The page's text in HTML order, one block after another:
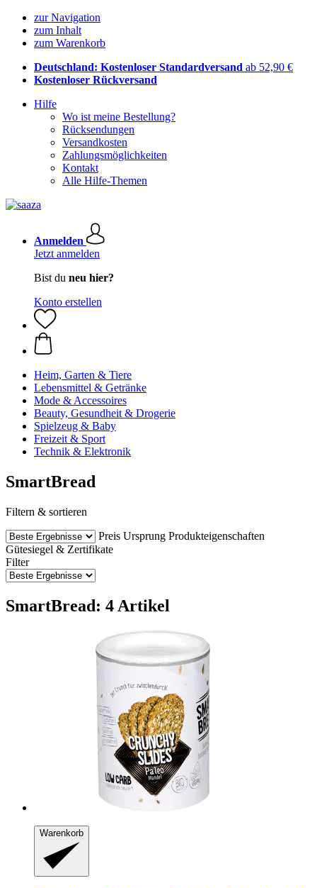
zur Navigation
zum Inhalt
zum Warenkorb
Deutschland: Kostenloser Standardversand ab 52,90 €
Kostenloser Rückversand
Hilfe
Wo ist meine Bestellung?
Rücksendungen
Versandkosten
Zahlungsmöglichkeiten
Kontakt
Alle Hilfe-Themen
Anmelden
Jetzt anmelden
Bist du neu hier?
Konto erstellen
Heim, Garten & Tiere
Lebensmittel & Getränke
Mode & Accessoires
Beauty, Gesundheit & Drogerie
Spielzeug & Baby
Freizeit & Sport
Technik & Elektronik
SmartBread
Filtern & sortieren
Preis Ursprung Produkteigenschaften
Gütesiegel & Zertifikate
Filter
SmartBread: 4 Artikel
Warenkorb